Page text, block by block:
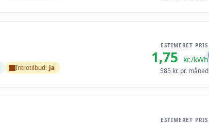
Introtilbud: Ja
ESTIMERET PRIS
1,75 kr./kWh
585 kr. pr. måned
ESTIMERET PRIS